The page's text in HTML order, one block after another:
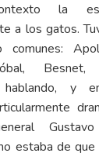
la
a los gatos.
comunes:
Besnet,
hablando, y
estaba de